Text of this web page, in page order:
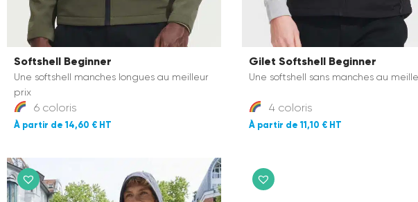
Softshell Beginner
Une softshell manches longues au meilleur
prix
6 coloris
14,60 €
Gilet Softshell Beginner
Une softshell sans manches au
4 coloris
11,10 €